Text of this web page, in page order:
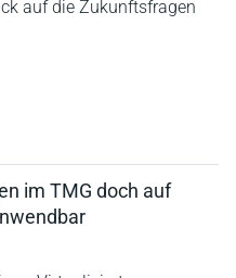
auf die Zukunftsfragen
im TMG doch auf